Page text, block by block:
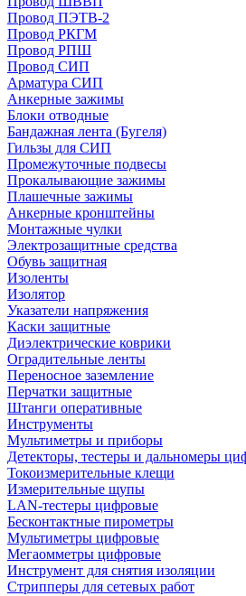
Провод ПЭТВ-2
Провод РКГМ
Провод РПШ
Провод СИП
Арматура СИП
Анкерные зажимы
Блоки отводные
Бандажная лента (Бугеля)
Гильзы для СИП
Промежуточные подвесы
Прокалывающие зажимы
Плашечные зажимы
Анкерные кронштейны
Монтажные чулки
Электрозащитные средства
Обувь защитная
Изоленты
Изолятор
Указатели напряжения
Каски защитные
Диэлектрические коврики
Оградительные ленты
Переносное заземление
Перчатки защитные
Штанги оперативные
Инструменты
Мультиметры и приборы
Детекторы, тестеры и дальномеры
Токоизмерительные клещи
Измерительные щупы
LAN-тестеры цифровые
Бесконтактные пирометры
Мультиметры цифровые
Мегаомметры цифровые
Инструмент для снятия изоляции
Стрипперы для сетевых работ